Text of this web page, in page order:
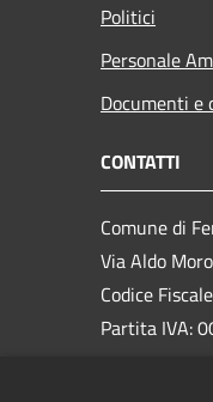
Politici
Personale
Documenti e
CONTATTI
Comune di
Via Aldo
Codice
Partita IVA: